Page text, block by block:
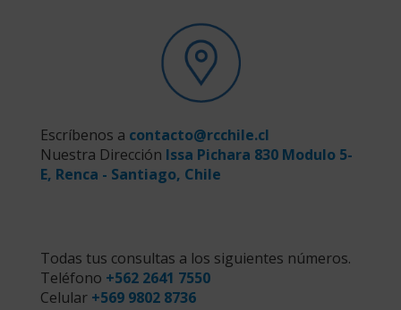
Escríbenos a contacto@rcchile.cl
Nuestra Dirección Issa Pichara 830 Modulo 5-
E, Renca - Santiago, Chile
Todas tus consultas a los siguientes números.
Teléfono +562 2641 7550
Celular +569 9802 8736